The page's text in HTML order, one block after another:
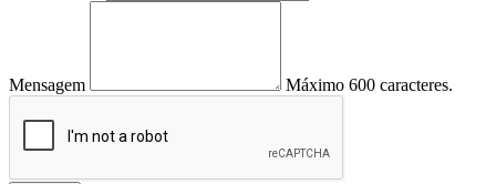
Mensagem Máximo 600 caracteres.